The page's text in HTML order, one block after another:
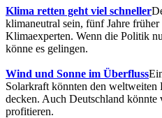
Klima retten geht viel schneller
klimaneutral sein, fünf Jahre früher
Klimaexperten. Wenn die Politik
könne es gelingen.
Wind und Sonne im Überfluss
Solarkraft könnten den weltweiten
decken. Auch Deutschland könnte
profitieren.